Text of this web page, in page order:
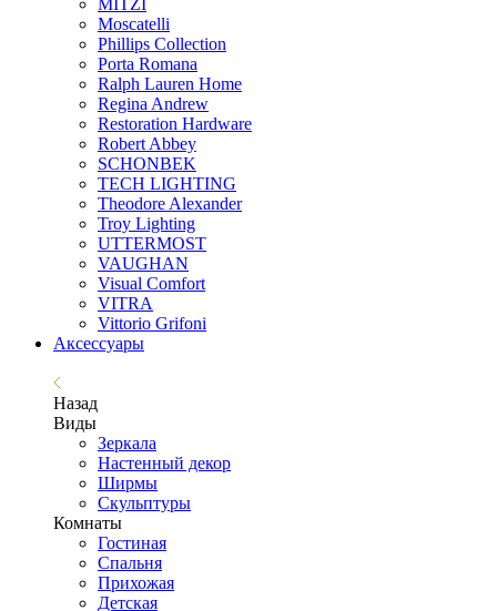
MITZI
Moscatelli
Phillips Collection
Porta Romana
Ralph Lauren Home
Regina Andrew
Restoration Hardware
Robert Abbey
SCHONBEK
TECH LIGHTING
Theodore Alexander
Troy Lighting
UTTERMOST
VAUGHAN
Visual Comfort
VITRA
Vittorio Grifoni
Аксессуары
Назад
Виды
Зеркала
Настенный декор
Ширмы
Скульптуры
Комнаты
Гостиная
Спальня
Прихожая
Детская